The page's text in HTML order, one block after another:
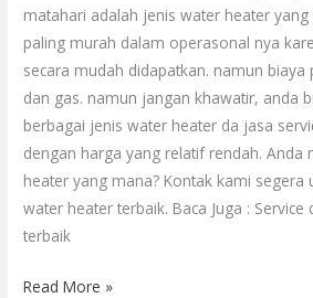
matahari adalah jenis water heater
paling murah dalam operasonal nya
secara mudah didapatkan. namun
dan gas. namun jangan khawatir, anda
berbagai jenis water heater da jasa
dengan harga yang relatif rendah. Anda
heater yang mana? Kontak kami segera
water heater terbaik. Baca Juga : Service
terbaik
Read More »